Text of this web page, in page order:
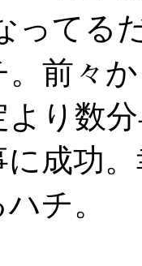
ってる
。前々
り数
成功
チ。